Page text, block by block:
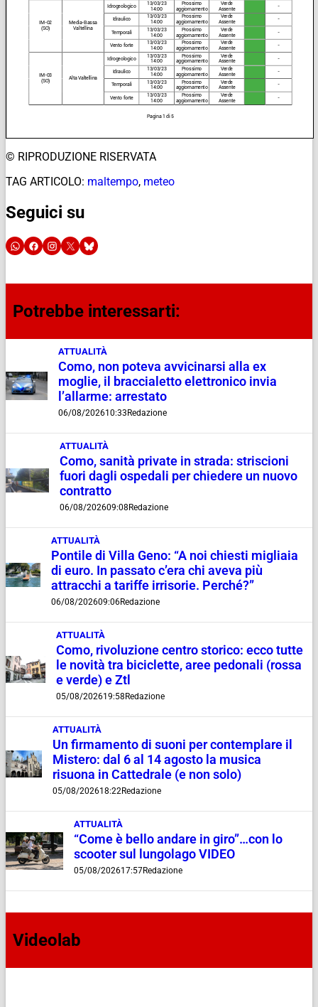
© RIPRODUZIONE RISERVATA
TAG ARTICOLO: maltempo, meteo
Seguici su
Potrebbe interessarti:
ATTUALITÀ
Como, non poteva avvicinarsi alla ex
moglie, il braccialetto elettronico invia
l’allarme: arrestato
06/08/202610:33 Redazione
ATTUALITÀ
Como, sanità private in strada: striscioni
fuori dagli ospedali per chiedere un nuovo
contratto
06/08/202609:08 Redazione
ATTUALITÀ
Pontile di Villa Geno: “A noi chiesti migliaia
di euro. In passato c’era chi aveva più
attracchi a tariffe irrisorie. Perché?”
06/08/202609:06Redazione
ATTUALITÀ
Como, rivoluzione centro storico: ecco tutte
le novità tra biciclette, aree pedonali (rossa
e verde) e Ztl
05/08/202619:58 Redazione
ATTUALITÀ
Un firmamento di suoni per contemplare il
Mistero: dal 6 al 14 agosto la musica
risuona in Cattedrale (e non solo)
05/08/202618:22Redazione
ATTUALITÀ
“Come è bello andare in giro”…con lo
scooter sul lungolago VIDEO
05/08/202617:57Redazione
Videolab